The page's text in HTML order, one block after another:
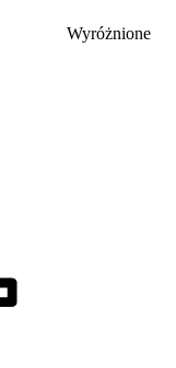
Wyróżnione